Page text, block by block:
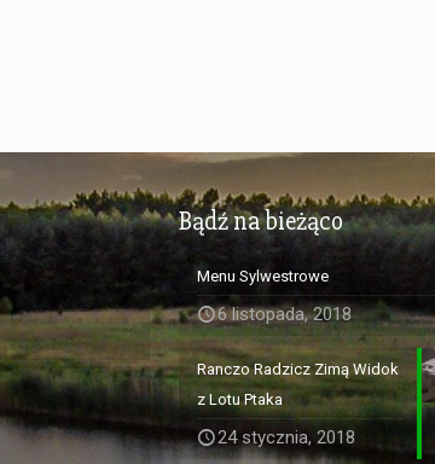
Bądź na bieżąco
Menu Sylwestrowe
6 listopada, 2018
Ranczo Radzicz Zimą Widok
z Lotu Ptaka
24 stycznia, 2018